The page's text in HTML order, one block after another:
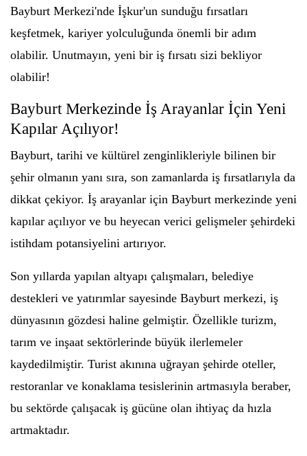
Bayburt Merkezi'nde İşkur'un sunduğu fırsatları
keşfetmek, kariyer yolculuğunda önemli bir adım
olabilir. Unutmayın, yeni bir iş fırsatı sizi bekliyor
olabilir!
Bayburt Merkezinde İş Arayanlar İçin Yeni
Kapılar Açılıyor!
Bayburt, tarihi ve kültürel zenginlikleriyle bilinen bir
şehir olmanın yanı sıra, son zamanlarda iş fırsatlarıyla da
dikkat çekiyor. İş arayanlar için Bayburt merkezinde yeni
kapılar açılıyor ve bu heyecan verici gelişmeler şehirdeki
istihdam potansiyelini artırıyor.
Son yıllarda yapılan altyapı çalışmaları, belediye
destekleri ve yatırımlar sayesinde Bayburt merkezi, iş
dünyasının gözdesi haline gelmiştir. Özellikle turizm,
tarım ve inşaat sektörlerinde büyük ilerlemeler
kaydedilmiştir. Turist akınına uğrayan şehirde oteller,
restoranlar ve konaklama tesislerinin artmasıyla beraber,
bu sektörde çalışacak iş gücüne olan ihtiyaç da hızla
artmaktadır.